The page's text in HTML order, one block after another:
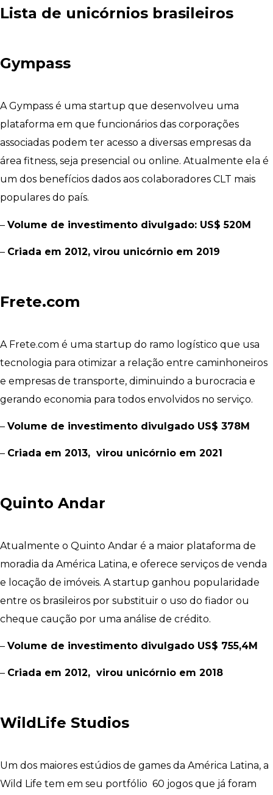
Lista de unicórnios brasileiros
Gympass
A Gympass é uma startup que desenvolveu uma
plataforma em que funcionários das corporações
associadas podem ter acesso a diversas empresas da
área fitness, seja presencial ou online. Atualmente ela é
um dos benefícios dados aos colaboradores CLT mais
populares do país.
– Volume de investimento divulgado: US$ 520M
– Criada em 2012, virou unicórnio em 2019
Frete.com
A Frete.com é uma startup do ramo logístico que usa
tecnologia para otimizar a relação entre caminhoneiros
e empresas de transporte, diminuindo a burocracia e
gerando economia para todos envolvidos no serviço.
– Volume de investimento divulgado US$ 378M
– Criada em 2013, virou unicórnio em 2021
Quinto Andar
Atualmente o Quinto Andar é a maior plataforma de
moradia da América Latina, e oferece serviços de venda
e locação de imóveis. A startup ganhou popularidade
entre os brasileiros por substituir o uso do fiador ou
cheque caução por uma análise de crédito.
– Volume de investimento divulgado US$ 755,4M
– Criada em 2012, virou unicórnio em 2018
WildLife Studios
Um dos maiores estúdios de games da América Latina, a
Wild Life tem em seu portfólio 60 jogos que já foram